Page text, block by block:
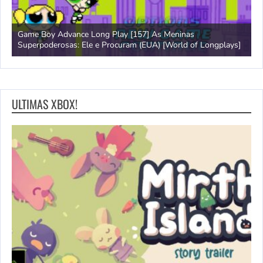
Game Boy Advance Long Play [157] As Meninas
Superpoderosas: Ele e Procuram (EUA) [World of Longplays]
ULTIMAS XBOX!